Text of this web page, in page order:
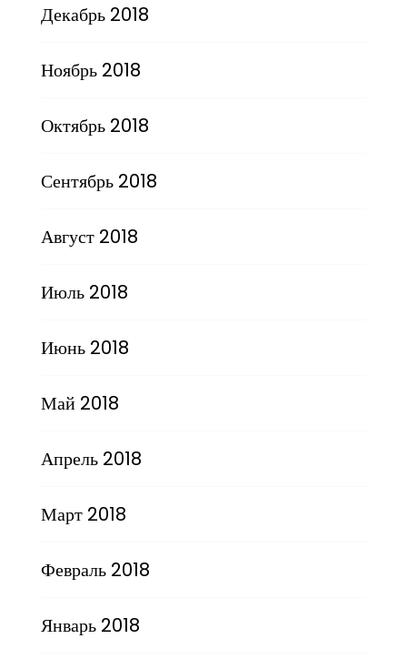
Декабрь 2018
Ноябрь 2018
Октябрь 2018
Сентябрь 2018
Август 2018
Июль 2018
Июнь 2018
Май 2018
Апрель 2018
Март 2018
Февраль 2018
Январь 2018